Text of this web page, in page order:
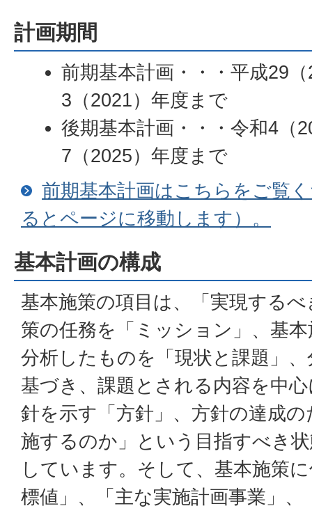
計画期間
前期基本計画・・・平成29
3（2021）年度まで
後期基本計画・・・令和4（
7（2025）年度まで
前期基本計画はこちらをご覧
るとページに移動します）。
基本計画の構成
基本施策の項目は、「実現する
策の任務を「ミッション」、基
分析したものを「現状と課題」
基づき、課題とされる内容を中
針を示す「方針」、方針の達成
施するのか」という目指すべき
しています。そして、基本施策
標値」、「主な実施計画事業」